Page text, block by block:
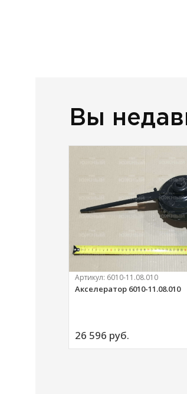
Вы
Артикул: 6010-11.08.010
Акселератор 6010-11.08.010
26 596 руб.